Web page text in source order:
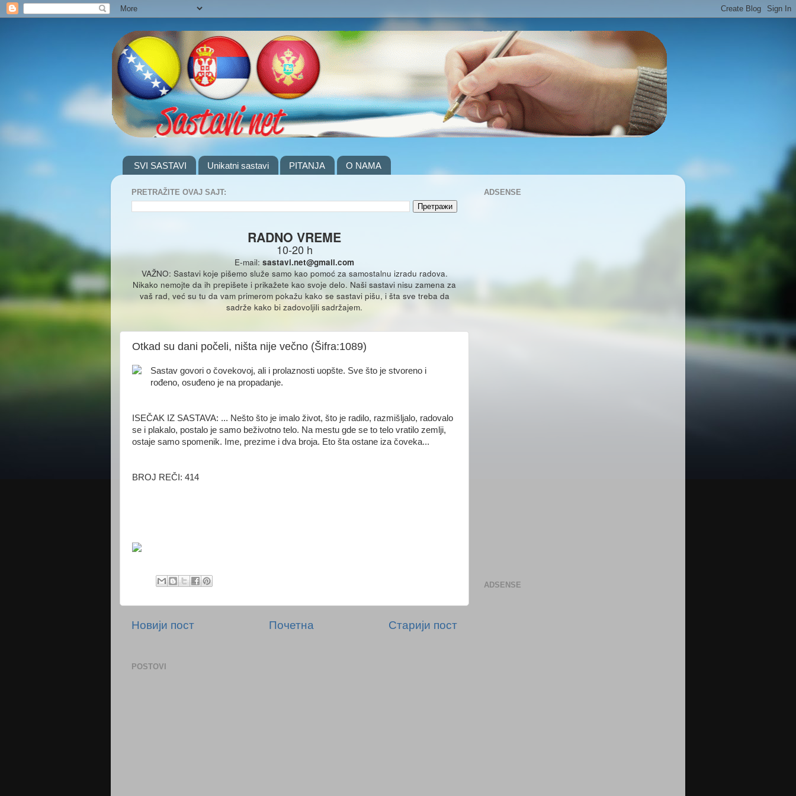
SVI SASTAVI Unikatni sastavi PITANJA O NAMA
PRETRAŽITE OVAJ SAJT:
RADNO VREME
10-20 h
E-mail: sastavi.net@gmail.com
VAŽNO: Sastavi koje pišemo služe samo kao pomoć za samostalnu izradu radova.
Nikako nemojte da ih prepišete i prikažete kao svoje delo. Naši sastavi nisu zamena za
vaš rad, već su tu da vam primerom pokažu kako se sastavi pišu, i šta sve treba da
sadrže kako bi zadovoljili sadržajem.
Otkad su dani počeli, ništa nije večno (Šifra:1089)
Sastav govori o čovekovoj, ali i prolaznosti uopšte. Sve što je stvoreno i
rođeno, osuđeno je na propadanje.
ISEČAK IZ SASTAVA: ... Nešto što je imalo život, što je radilo, razmišljalo, radovalo
se i plakalo, postalo je samo beživotno telo. Na mestu gde se to telo vratilo zemlji,
ostaje samo spomenik. Ime, prezime i dva broja. Eto šta ostane iza čoveka...
BROJ REČI: 414
Новији пост Старији пост
Почетна
POSTOVI
ADSENSE
ADSENSE